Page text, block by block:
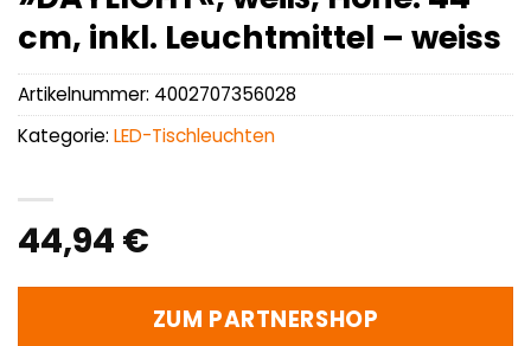
cm, inkl. Leuchtmittel – weiss
44,94 €
ZUM PARTNERSHOP
Artikelnummer: 4002707356028
Kategorie: LED-Tischleuchten